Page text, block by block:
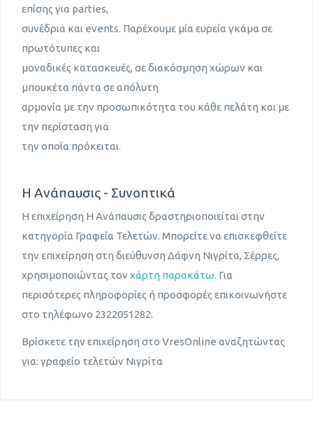
επίσης για parties,
συνέδρια και events. Παρέχουμε μία ευρεία γκάμα σε
πρωτότυπες και
μοναδικές κατασκευές, σε διακόσμηση χώρων και
μπουκέτα πάντα σε απόλυτη
αρμονία με την προσωπικότητα του κάθε πελάτη και με
την περίσταση για
την οποία πρόκειται.
Η Ανάπαυσις - Συνοπτικά
Η επιχείρηση Η Ανάπαυσις δραστηριοποιείται στην
κατηγορία Γραφεία Τελετών. Μπορείτε να επισκεφθείτε
την επιχείρηση στη διεύθυνση Δάφνη Νιγρίτα, Σέρρες,
χρησιμοποιώντας τον χάρτη παρακάτω. Για
περισότερες πληροφορίες ή προσφορές επικοινωνήστε
στο τηλέφωνο 2322051282.
Βρίσκετε την επιχείρηση στο VresOnline αναζητώντας
για: γραφείο τελετών Νιγρίτα